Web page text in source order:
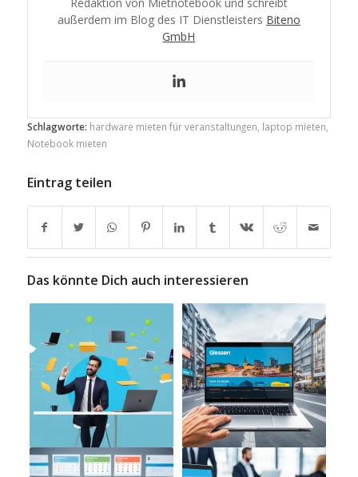
außerdem im Blog des IT Dienstleisters Biteno
GmbH
Schlagworte: hardware mieten für veranstaltungen laptop mieten
Notebook mieten
Eintrag teilen
Das könnte Dich auch interessieren